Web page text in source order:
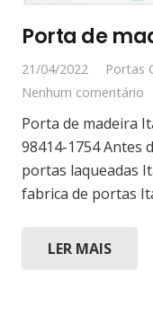
Porta de
21/04/2022
Portas
Nenhum comentário
Porta de madeira
98414-1754 Antes
portas laqueadas
fabrica de portas
LER MAIS